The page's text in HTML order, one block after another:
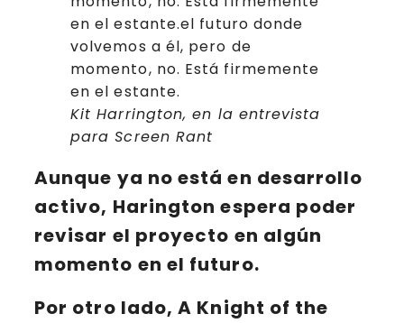
en el estante.el futuro donde
volvemos a él, pero de
momento, no. Está firmemente
en el estante.
Kit Harrington, en la entrevista
para Screen Rant
Aunque ya no está en desarrollo
activo, Harington espera poder
revisar el proyecto en algún
momento en el futuro.
Por otro lado,A Knight of the